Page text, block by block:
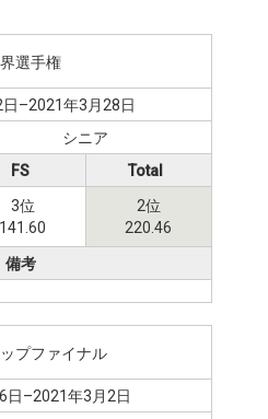
選手権
–2021年3月28日
シニア
FS
3位
141.60
Total
2位
220.46
備考
プファイナル
日–2021年3月2日